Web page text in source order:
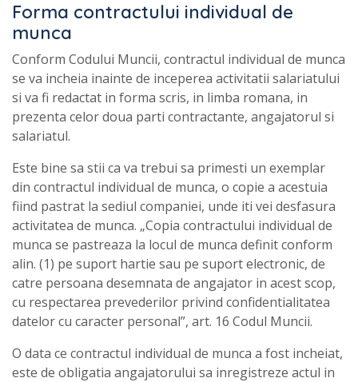
Forma contractului individual de
munca
Conform Codului Muncii, contractul individual de munca
se va incheia inainte de inceperea activitatii salariatului
si va fi redactat in forma scris, in limba romana, in
prezenta celor doua parti contractante, angajatorul si
salariatul.
Este bine sa stii ca va trebui sa primesti un exemplar
din contractul individual de munca, o copie a acestuia
fiind pastrat la sediul companiei, unde iti vei desfasura
activitatea de munca. „Copia contractului individual de
munca se pastreaza la locul de munca definit conform
alin. (1) pe suport hartie sau pe suport electronic, de
catre persoana desemnata de angajator in acest scop,
cu respectarea prevederilor privind confidentialitatea
datelor cu caracter personal”, art. 16 Codul Muncii.
O data ce contractul individual de munca a fost incheiat,
este de obligatia angajatorului sa inregistreze actul in